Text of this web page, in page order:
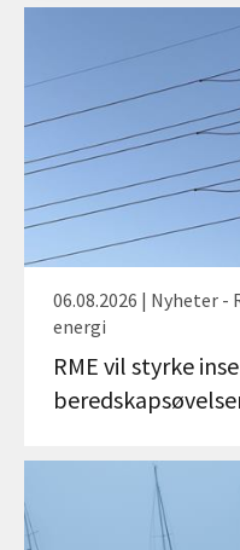
06.08.2026 | Nyheter
energi
RME vil styrke